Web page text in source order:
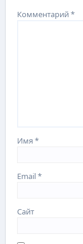
Комментарий*
Имя*
Email*
Сайт